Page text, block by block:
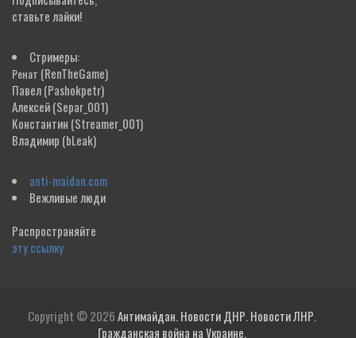
ставьте лайки!
Стримеры:
Ренат (RenTheGame)
Павел(Pashokpetr)
Алексей(Separ_001)
Константин (Streamer_001)
Владимир (bLeak)
anti-maidan.com
Вежливые люди
Распространяйте
эту ссылку
Copyright © 2026Антимайдан. Новости ДНР. Новости ЛНР.
Гражданская война на Украине.